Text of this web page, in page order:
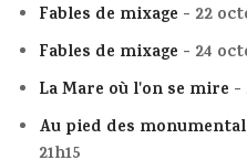
Fables de mixage - 22
Fables de mixage - 24
La Mare où l'on se mire -
Au pied des